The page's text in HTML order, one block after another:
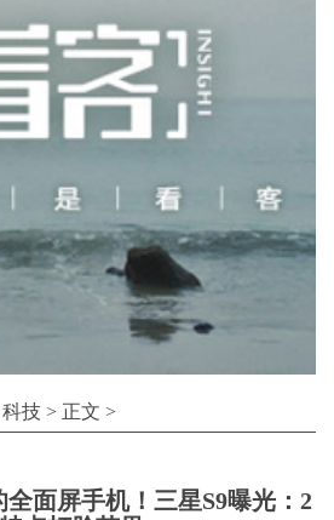
科技 > 正文 >
面屏手机！三星S9曝光：2